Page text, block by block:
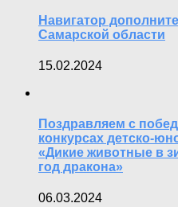
Навигатор
Самарской области
15.02.2024
Поздравляем с
конкурсах детско-
«Дикие животные в
год дракона»
06.03.2024